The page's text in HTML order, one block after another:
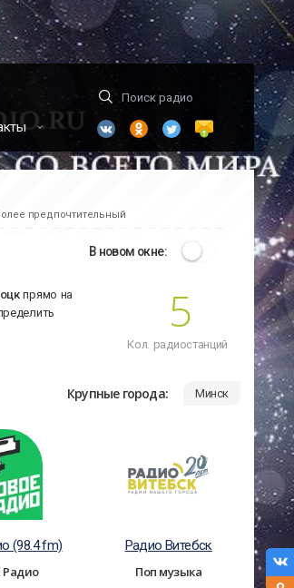
предпочтительный
В новом окне:
прямо на
5
Кол. радиостанций
Крупные города: Минск
(98.4 fm)
Радио
Радио Витебск
Поп музыка